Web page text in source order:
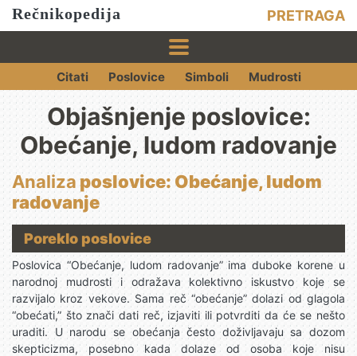
Rečnikopedija PRETRAGA
Citati Poslovice Simboli Mudrosti
Objašnjenje poslovice:
Obećanje, ludom radovanje
Analizaposlovice: Obećanje, ludom
radovanje
Poreklo poslovice
Poslovica “Obećanje, ludom radovanje” ima duboke korene u
narodnoj mudrosti i odražava kolektivno iskustvo koje se
razvijalo kroz vekove. Sama reč “obećanje” dolazi od glagola
“obećati,” što znači dati reč, izjaviti ili potvrditi da će se nešto
uraditi. U narodu se obećanja često doživljavaju sa dozom
skepticizma, posebno kada dolaze od osoba koje nisu